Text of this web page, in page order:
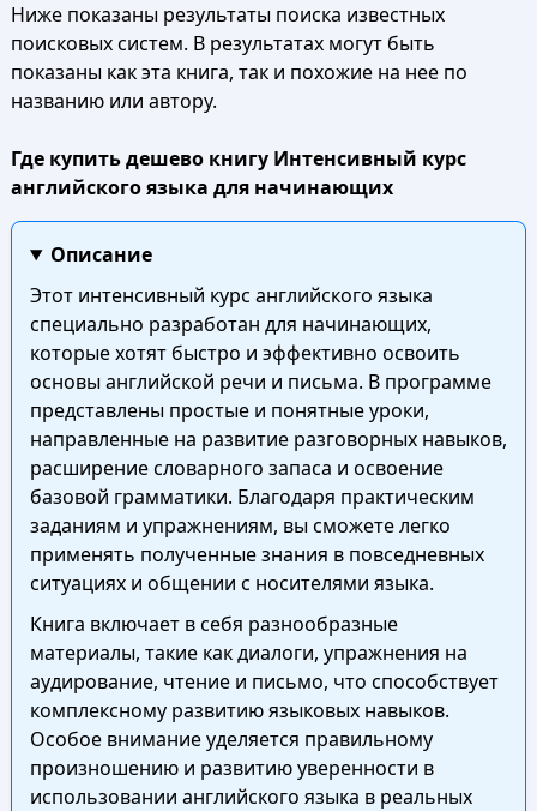
Ниже показаны результаты поиска известных
поисковых систем. В результатах могут быть
показаны как эта книга, так и похожие на нее по
названию или автору.
Где купить дешево книгу Интенсивный курс
английского языка для начинающих
Описание
Этот интенсивный курс английского языка
специально разработан для начинающих,
которые хотят быстро и эффективно освоить
основы английской речи и письма. В программе
представлены простые и понятные уроки,
направленные на развитие разговорных навыков,
расширение словарного запаса и освоение
базовой грамматики. Благодаря практическим
заданиям и упражнениям, вы сможете легко
применять полученные знания в повседневных
ситуациях и общении с носителями языка.
Книга включает в себя разнообразные
материалы, такие как диалоги, упражнения на
аудирование, чтение и письмо, что способствует
комплексному развитию языковых навыков.
Особое внимание уделяется правильному
произношению и развитию уверенности в
использовании английского языка в реальных